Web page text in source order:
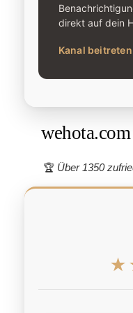
direkt auf dein
Kanal beitreten
🏆 Über 1350